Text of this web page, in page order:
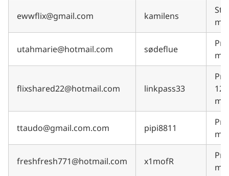
ewwflix@gmail.com kamilens
utahmarie@hotmail.com sødeflue
flixshared22@hotmail.com linkpass33
12
ttaudo@gmail.com.com pipi8811
freshfresh771@hotmail.com x1mofR